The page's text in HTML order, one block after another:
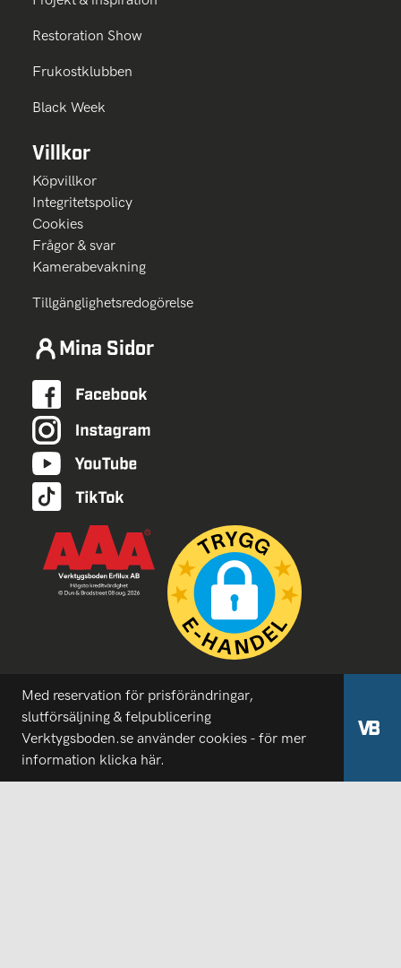
Restoration Show
Frukostklubben
Black Week
Villkor
Köpvillkor
Integritetspolicy
Cookies
Frågor & svar
Kamerabevakning
Tillgänglighetsredogörelse
Mina Sidor
Med reservation för prisförändringar,
slutförsäljning & felpublicering
Verktygsboden.se använder cookies - för mer
information klicka här.